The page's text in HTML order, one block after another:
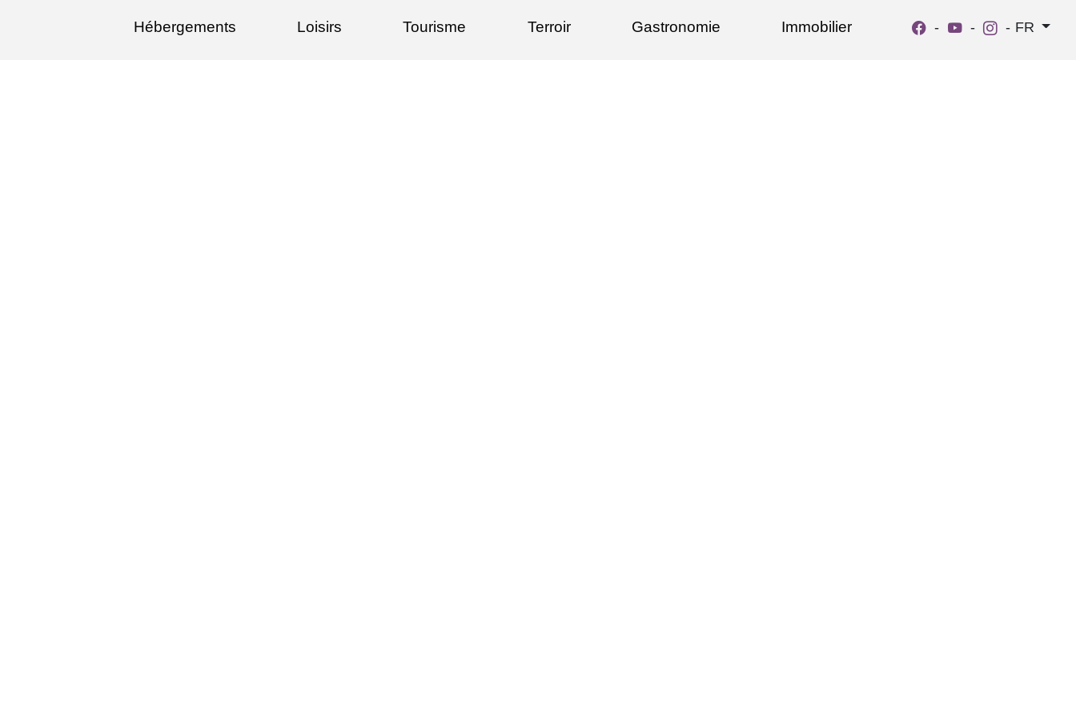
Hébergements Loisirs Tourisme Terroir Gastronomie Immobilier - - - FR